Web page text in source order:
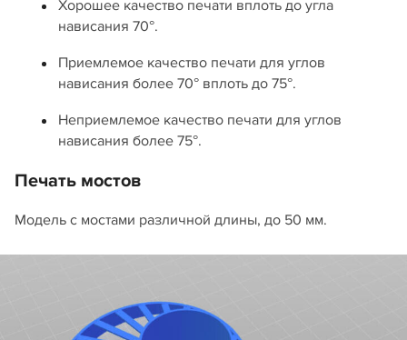
Хорошее качество печати вплоть до угла
нависания 70°.
Приемлемое качество печати для углов
нависания более 70° вплоть до 75°.
Неприемлемое качество печати для углов
нависания более 75°.
Печать мостов
Модель с мостами различной длины, до 50 мм.